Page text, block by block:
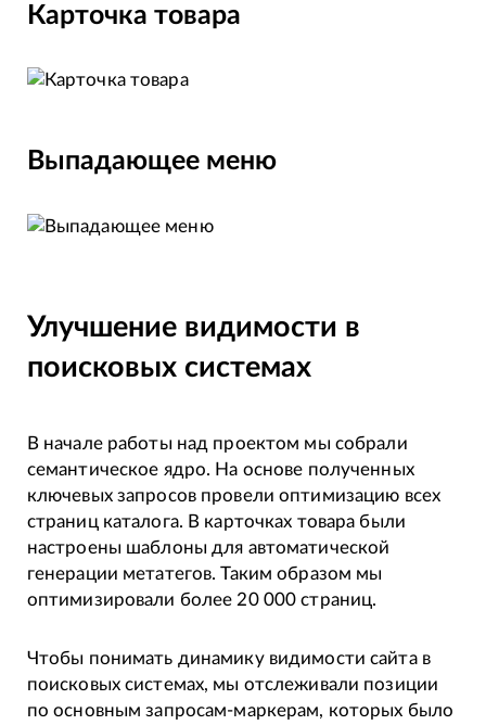
Карточка товара
Выпадающее меню
Улучшение видимости в
поисковых системах
В начале работы над проектом мы собрали
семантическое ядро. На основе полученных
ключевых запросов провели оптимизацию всех
страниц каталога. В карточках товара были
настроены шаблоны для автоматической
генерации метатегов. Таким образом мы
оптимизировали более 20 000 страниц.
Чтобы понимать динамику видимости сайта в
поисковых системах, мы отслеживали позиции
по основным запросам-маркерам, которых было